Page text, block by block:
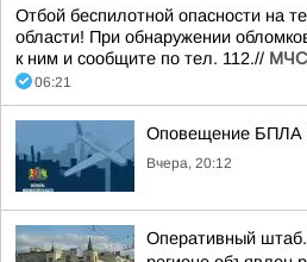
Отбой беспилотной опасности на
области! При обнаружении
к ним и сообщите по тел. 112.// МЧС
06:21
Оповещение БПЛА
Вчера, 20:12
Оперативный